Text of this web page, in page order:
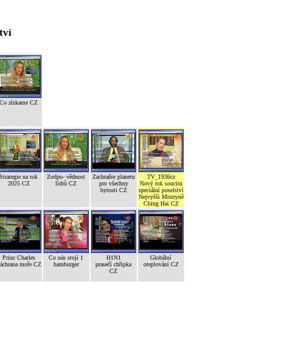
Co získame CZ
Strategie na rok
2025 CZ
Zodpo- vědnost
lídrů CZ
Zachraňte planetu
pro všechny
bytosti CZ
TV_1936cz
Nový rok soucitu
speciální poselství
Nejvyšši Mistryně
Ching Hai CZ
Princ Charles
moře CZ
Co nás stojí 1
hamburger
H1N1
prasečí chřipka
CZ
Globální
oteplování CZ